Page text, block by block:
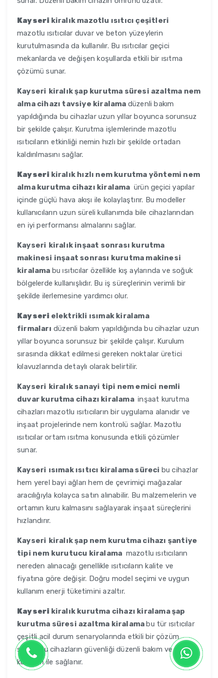
Kayseri kiralık mazotlu ısıtıcı çeşitleri
mazotlu ısıtıcılar duvar ve beton yüzeylerin
kurutulmasında da kullanılır. Bu ısıtıcılar geçici
mekanlarda ve değişen koşullarda etkili bir ısıtma
çözümü sunar.
Kayseri kiralık şap kurutma süresi azaltma nem
alma cihazı tavsiye kiralama düzenli bakım
yapıldığında bu cihazlar uzun yıllar boyunca sorunsuz
bir şekilde çalışır. Kurutma işlemlerinde mazotlu
ısıtıcıların etkinliği nemin hızlı bir şekilde ortadan
kaldırılmasını sağlar.
Kayseri kiralık hızlı nem kurutma yöntemi nem
alma kurutma cihazı kiralama ürün geçici yapılar
içinde güçlü hava akışı ile kolaylaştırır. Bu modeller
kullanıcıların uzun süreli kullanımda bile cihazlarından
en iyi performansı almalarını sağlar.
Kayseri kiralık inşaat sonrası kurutma
makinesi inşaat sonrası kurutma makinesi
kiralama bu ısıtıcılar özellikle kış aylarında ve soğuk
bölgelerde kullanışlıdır. Bu iş süreçlerinin verimli bir
şekilde ilerlemesine yardımcı olur.
Kayseri elektrikli ısımak kiralama
firmaları düzenli bakım yapıldığında bu cihazlar uzun
yıllar boyunca sorunsuz bir şekilde çalışır. Kurulum
sırasında dikkat edilmesi gereken noktalar üretici
kılavuzlarında detaylı olarak belirtilir.
Kayseri kiralık sanayi tipi nem emici nemli
duvar kurutma cihazı kiralama inşaat kurutma
cihazları mazotlu ısıtıcıların bir uygulama alanıdır ve
inşaat projelerinde nem kontrolü sağlar. Mazotlu
ısıtıcılar ortam ısıtma konusunda etkili çözümler
sunar.
Kayseri ısımak ısıtıcı kiralama süreci bu cihazlar
hem yerel bayi ağları hem de çevrimiçi mağazalar
aracılığıyla kolayca satın alınabilir. Bu malzemelerin ve
ortamın kuru kalmasını sağlayarak inşaat süreçlerini
hızlandırır.
Kayseri kiralık şap nem kurutma cihazı şantiye
tipi nem kurutucu kiralama mazotlu ısıtıcıların
nereden alınacağı genellikle ısıtıcıların kalite ve
fiyatına göre değişir. Doğru model seçimi ve uygun
kullanım enerji tüketimini azaltır.
Kayseri kiralık kurutma cihazı kiralama şap
kurutma süresi azaltma kiralamabu tür ısıtıcılar
çeşitli acil durum senaryolarında etkili bir çözüm
sunar. Bu cihazların güvenliği düzenli bakım ve uygun
kullanım ile sağlanır.